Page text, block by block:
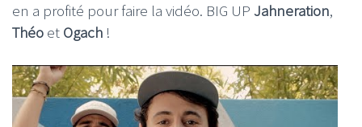
en a profité pour faire la vidéo. BIG UP Jahneration,
Théo et Ogach !